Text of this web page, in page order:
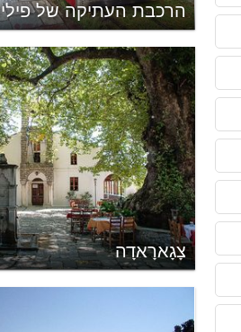
הרכבת העתיקה של
צָגָארָאדָה